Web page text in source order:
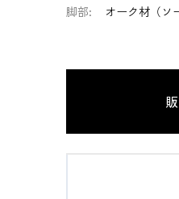
脚部: オーク材（ソ